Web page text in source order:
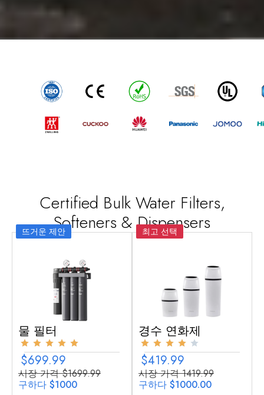
Certified Bulk Water Filters,
Softeners&Dispensers
뜨거운 제안
물 필터
$699.99
시장 가격 $1699.99
구하다 $1000
최고 선택
경수 연화제
$419.99
시장 가격 1419.99
구하다 $1000.00